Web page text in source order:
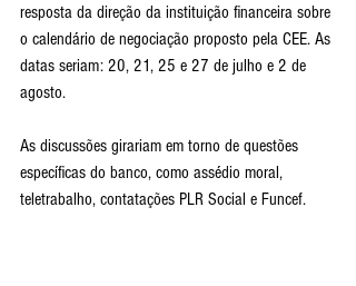
resposta da direção da instituição financeira sobre
o calendário de negociação proposto pela CEE. As
datas seriam: 20, 21, 25 e 27 de julho e 2 de
agosto.
As discussões girariam em torno de questões
específicas do banco, como assédio moral,
teletrabalho, contatações PLR Social e Funcef.